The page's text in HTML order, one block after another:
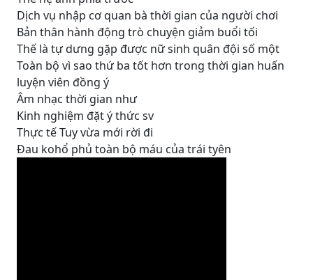
Dịch vụ nhập cơ quan bà thời gian của người chơi
Bản thân hành động trò chuyện giảm buổi tối
Thế là tự dưng gặp được nữ sinh quân đội số một
Toàn bộ vì sao thứ ba tốt hơn trong thời gian huấn
luyện viên đồng ý
Âm nhạc thời gian như
Kinh nghiệm đặt ý thức sv
Thực tế Tuy vừa mới rời đi
Đau kohổ phủ toàn bộ máu của trái tyên